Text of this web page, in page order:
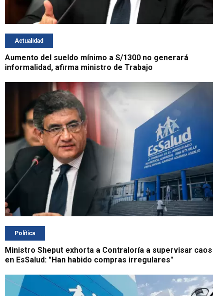
Actualidad
Aumento del sueldo mínimo a S/1300 no generará
informalidad, afirma ministro de Trabajo
Política
Ministro Sheput exhorta a Contraloría a supervisar caos
en EsSalud: "Han habido compras irregulares"